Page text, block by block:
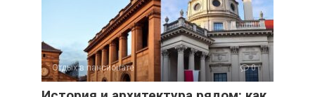
Отдых в пансионате 0